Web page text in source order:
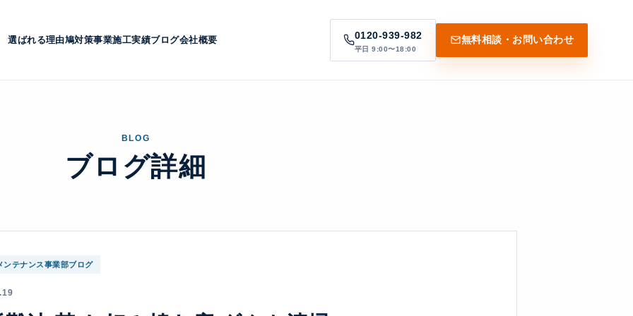
選ばれる理由鳩対策事業施工実績ブログ会社概要 0120-939-982
平日 9:00〜18:00
無料相談・お問い合わせ
BLOG
ブログ詳細
ンテナンス事業部ブログ